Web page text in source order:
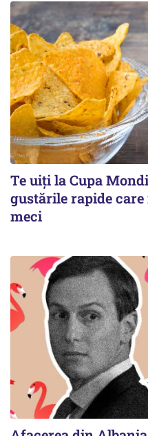
Te uiți la Cupa
gustările rapide
meci